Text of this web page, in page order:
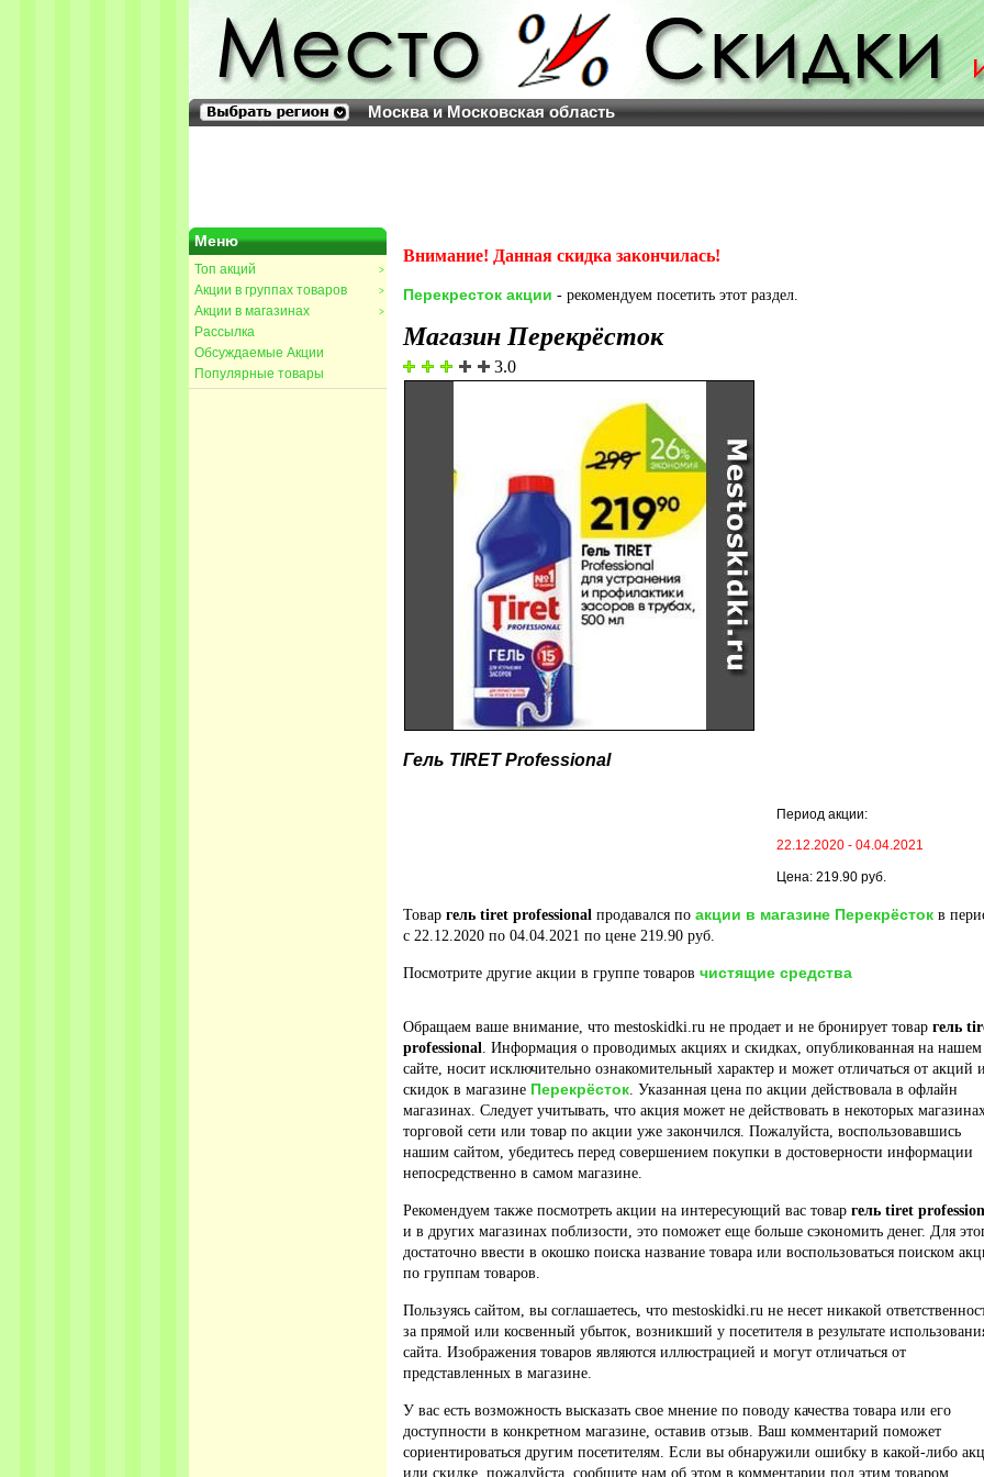
Москва и Московская область
Меню
>
Топ акций
>
Акции в группах товаров
>
Акции в магазинах
Рассылка
Обсуждаемые Акции
Популярные товары
Внимание! Данная скидка закончилась!
Перекресток акции - рекомендуем посетить этот раздел.
Магазин Перекрёсток
3.0
Гель TIRET Professional
Период акции:
22.12.2020 - 04.04.2021
Цена: 219.90 руб.
Товар гель tiret professional продавался по акции в магазине Перекрёсток в
с 22.12.2020 по 04.04.2021 по цене 219.90 руб.
Посмотрите другие акции в группе товаров чистящие средства
Обращаем ваше внимание, что mestoskidki.ru не продает и не бронирует товар гель
professional. Информация о проводимых акциях и скидках, опубликованная на нашем
сайте, носит исключительно ознакомительный характер и может отличаться от акций
скидок в магазине Перекрёсток. Указанная цена по акции действовала в офлайн
магазинах. Следует учитывать, что акция может не действовать в некоторых
торговой сети или товар по акции уже закончился. Пожалуйста, воспользовавшись
нашим сайтом, убедитесь перед совершением покупки в достоверности информации
непосредственно в самом магазине.
Рекомендуем также посмотреть акции на интересующий вас товар гель tiret
и в других магазинах поблизости, это поможет еще больше сэкономить денег. Для
достаточно ввести в окошко поиска название товара или воспользоваться поиском
по группам товаров.
Пользуясь сайтом, вы соглашаетесь, что mestoskidki.ru не несет никакой
за прямой или косвенный убыток, возникший у посетителя в результате
сайта. Изображения товаров являются иллюстрацией и могут отличаться от
представленных в магазине.
У вас есть возможность высказать свое мнение по поводу качества товара или его
доступности в конкретном магазине, оставив отзыв. Ваш комментарий поможет
сориентироваться другим посетителям. Если вы обнаружили ошибку в какой-либо
или скидке, пожалуйста, сообщите нам об этом в комментарии под этим товаром.